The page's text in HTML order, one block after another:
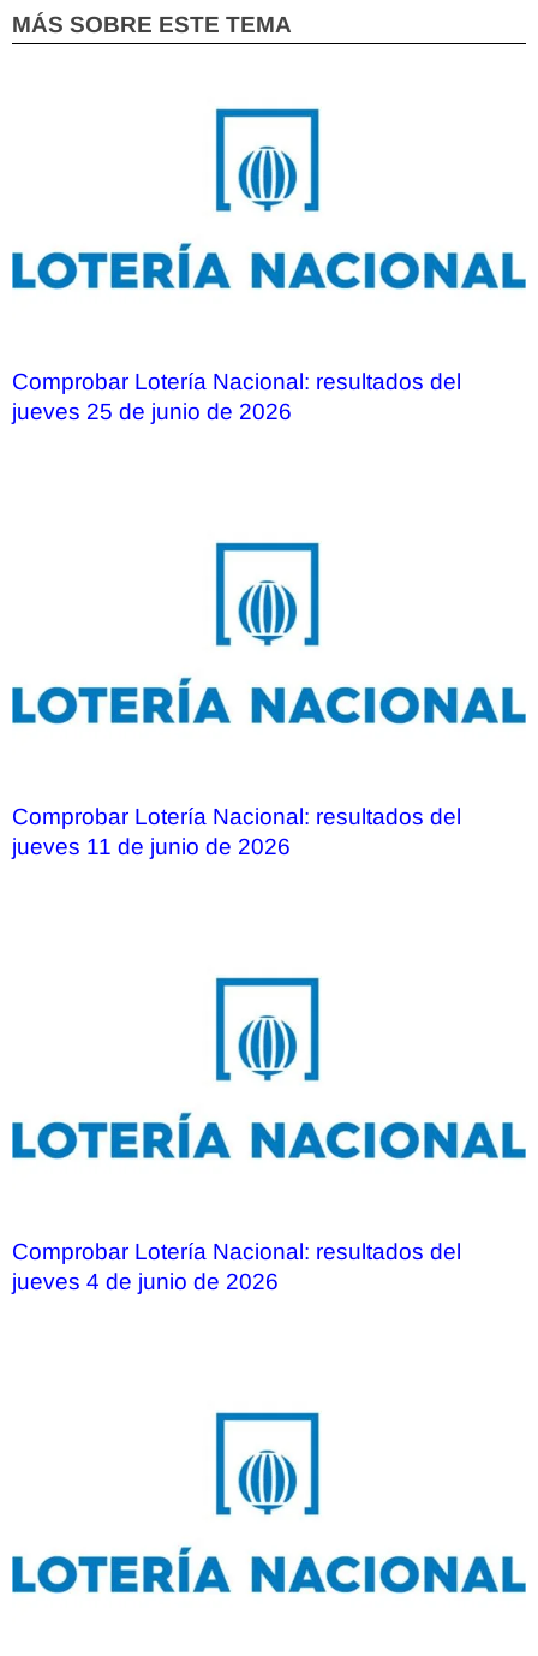
MÁS SOBRE ESTE TEMA
Comprobar Lotería Nacional: resultados del
jueves 25 de junio de 2026
Comprobar Lotería Nacional: resultados del
jueves 11 de junio de 2026
Comprobar Lotería Nacional: resultados del
jueves 4 de junio de 2026